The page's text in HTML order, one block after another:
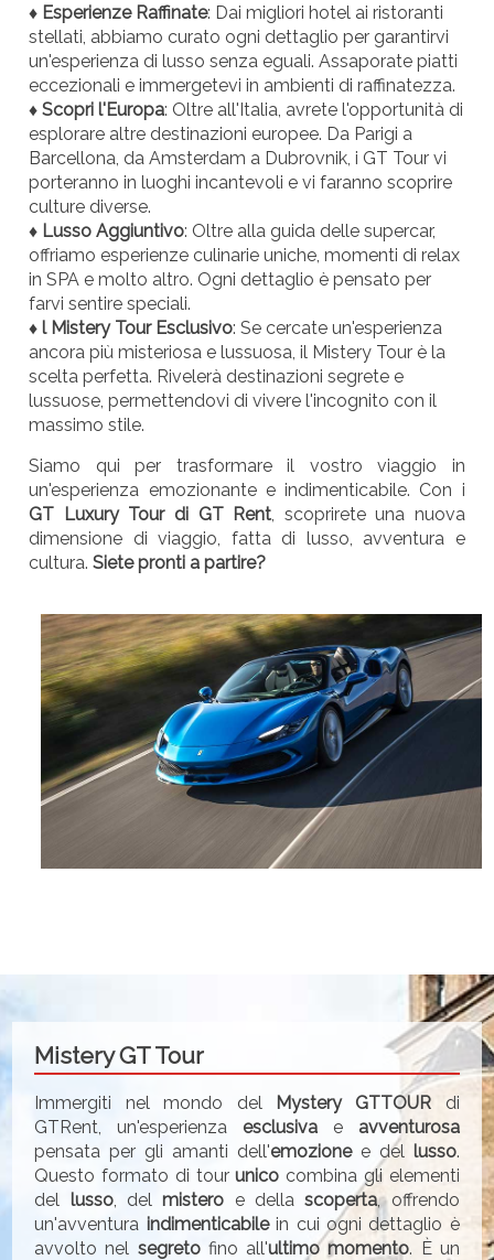
♦ Esperienze Raffinate: Dai migliori hotel ai ristoranti
stellati, abbiamo curato ogni dettaglio per garantirvi
un'esperienza di lusso senza eguali. Assaporate piatti
eccezionali e immergetevi in ambienti di raffinatezza.
♦ Scopri l'Europa: Oltre all'Italia, avrete l'opportunità di
esplorare altre destinazioni europee. Da Parigi a
Barcellona, da Amsterdam a Dubrovnik, i GT Tour vi
porteranno in luoghi incantevoli e vi faranno scoprire
culture diverse.
♦ Lusso Aggiuntivo: Oltre alla guida delle supercar,
offriamo esperienze culinarie uniche, momenti di relax
in SPA e molto altro. Ogni dettaglio è pensato per
farvi sentire speciali.
♦ l Mistery Tour Esclusivo: Se cercate un'esperienza
ancora più misteriosa e lussuosa, il Mistery Tour è la
scelta perfetta. Rivelerà destinazioni segrete e
lussuose, permettendovi di vivere l'incognito con il
massimo stile.
Siamo qui per trasformare il vostro viaggio in
un'esperienza emozionante e indimenticabile. Con i
GT Luxury Tour di GT Rent, scoprirete una nuova
dimensione di viaggio, fatta di lusso, avventura e
cultura.Siete pronti a partire?
Mistery GT Tour
Immergiti nel mondo del Mystery GTTOUR di
GTRent, un'esperienza esclusiva e avventurosa
pensata per gli amanti dell'emozionee del lusso.
Questo formato di tourunico combina gli elementi
del lusso, delmistero e dellascoperta, offrendo
un'avventura indimenticabilein cui ogni dettaglio è
avvolto nel segretofino all'ultimo momento. È un